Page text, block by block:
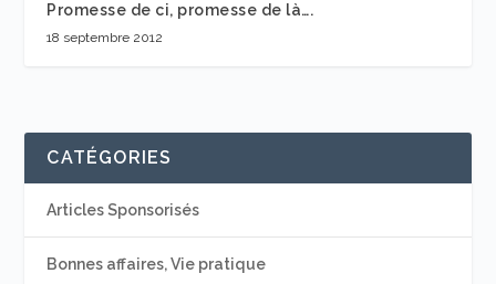
Promesse de ci, promesse de là….
18 septembre 2012
CATÉGORIES
Articles Sponsorisés
Bonnes affaires, Vie pratique